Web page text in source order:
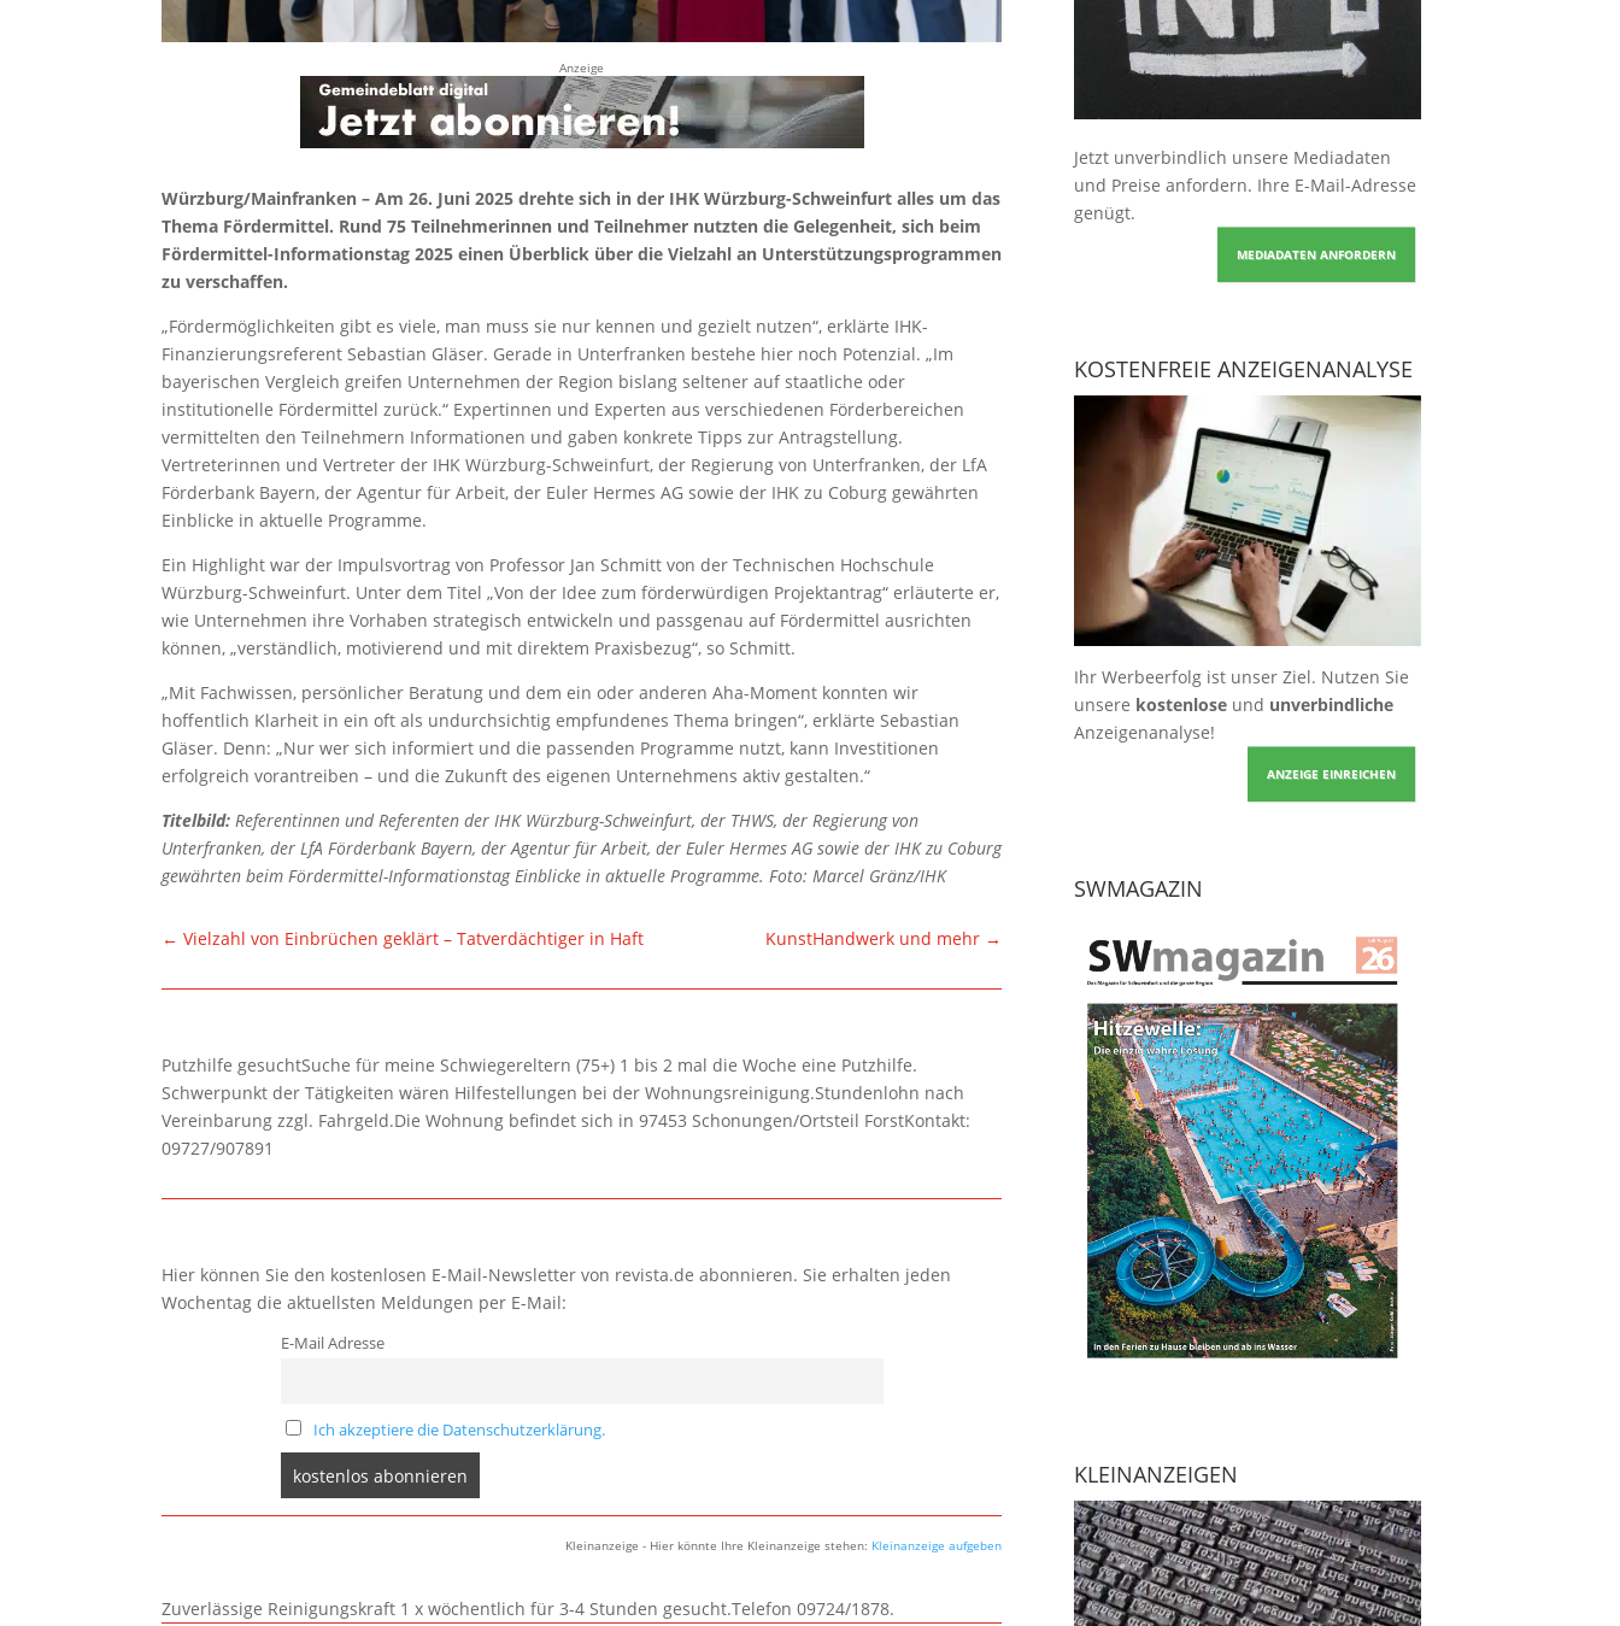
Anzeige
Würzburg/Mainfranken – Am 26. Juni 2025 drehte sich in der IHK Würzburg-Schweinfurt alles um das
Thema Fördermittel. Rund 75 Teilnehmerinnen und Teilnehmer nutzten die Gelegenheit, sich beim
Fördermittel-Informationstag 2025 einen Überblick über die Vielzahl an Unterstützungsprogrammen
zu verschaffen.
„Fördermöglichkeiten gibt es viele, man muss sie nur kennen und gezielt nutzen“, erklärte IHK-
Finanzierungsreferent Sebastian Gläser. Gerade in Unterfranken bestehe hier noch Potenzial. „Im
bayerischen Vergleich greifen Unternehmen der Region bislang seltener auf staatliche oder
institutionelle Fördermittel zurück.“ Expertinnen und Experten aus verschiedenen Förderbereichen
vermittelten den Teilnehmern Informationen und gaben konkrete Tipps zur Antragstellung.
Vertreterinnen und Vertreter der IHK Würzburg-Schweinfurt, der Regierung von Unterfranken, der LfA
Förderbank Bayern, der Agentur für Arbeit, der Euler Hermes AG sowie der IHK zu Coburg gewährten
Einblicke in aktuelle Programme.
Ein Highlight war der Impulsvortrag von Professor Jan Schmitt von der Technischen Hochschule
Würzburg-Schweinfurt. Unter dem Titel „Von der Idee zum förderwürdigen Projektantrag“ erläuterte er,
wie Unternehmen ihre Vorhaben strategisch entwickeln und passgenau auf Fördermittel ausrichten
können, „verständlich, motivierend und mit direktem Praxisbezug“, so Schmitt.
„Mit Fachwissen, persönlicher Beratung und dem ein oder anderen Aha-Moment konnten wir
hoffentlich Klarheit in ein oft als undurchsichtig empfundenes Thema bringen“, erklärte Sebastian
Gläser. Denn: „Nur wer sich informiert und die passenden Programme nutzt, kann Investitionen
erfolgreich vorantreiben – und die Zukunft des eigenen Unternehmens aktiv gestalten.“
Titelbild: Referentinnen und Referenten der IHK Würzburg-Schweinfurt, der THWS, der Regierung von
Unterfranken, der LfA Förderbank Bayern, der Agentur für Arbeit, der Euler Hermes AG sowie der IHK zu Coburg
gewährten beim Fördermittel-Informationstag Einblicke in aktuelle Programme. Foto: Marcel Gränz/IHK
←Vielzahl von Einbrüchen geklärt – Tatverdächtiger in Haft KunstHandwerk und mehr →
Putzhilfe gesuchtSuche für meine Schwiegereltern (75+) 1 bis 2 mal die Woche eine Putzhilfe.
Schwerpunkt der Tätigkeiten wären Hilfestellungen bei der Wohnungsreinigung.Stundenlohn nach
Vereinbarung zzgl. Fahrgeld.Die Wohnung befindet sich in 97453 Schonungen/Ortsteil ForstKontakt:
09727/907891
Hier können Sie den kostenlosen E-Mail-Newsletter von revista.de abonnieren. Sie erhalten jeden
Wochentag die aktuellsten Meldungen per E-Mail:
E-Mail Adresse
Ich akzeptiere die Datenschutzerklärung.
Kleinanzeige - Hier könnte Ihre Kleinanzeige stehen: Kleinanzeige aufgeben
Zuverlässige Reinigungskraft 1 x wöchentlich für 3-4 Stunden gesucht.Telefon 09724/1878.
Jetzt unverbindlich unsere Mediadaten
und Preise anfordern. Ihre E-Mail-Adresse
genügt.
MEDIADATEN ANFORDERN
KOSTENFREIE ANZEIGENANALYSE
Ihr Werbeerfolg ist unser Ziel. Nutzen Sie
unsere kostenloseund unverbindliche
Anzeigenanalyse!
ANZEIGE EINREICHEN
SWMAGAZIN
KLEINANZEIGEN